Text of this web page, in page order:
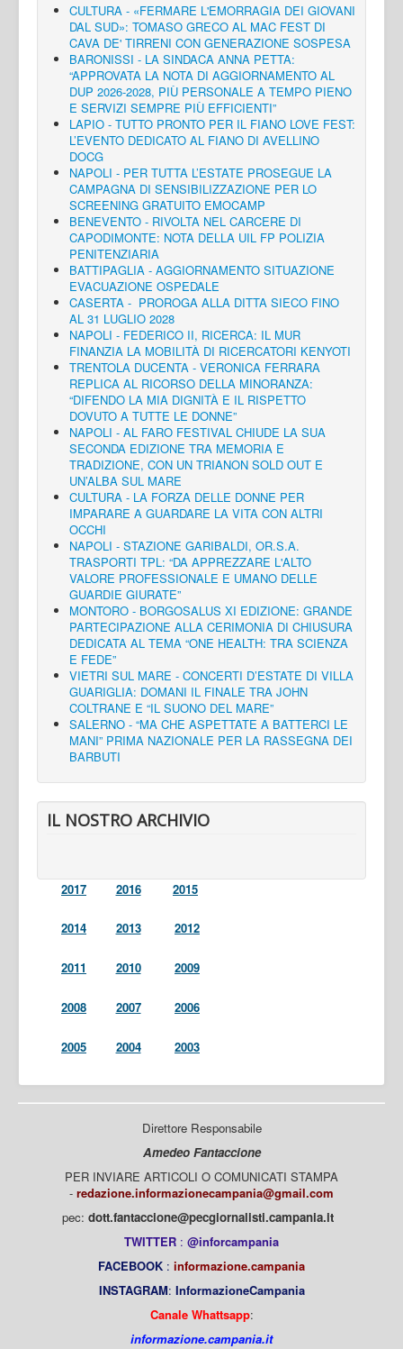
CULTURA - «FERMARE L'EMORRAGIA DEI GIOVANI
DAL SUD»: TOMASO GRECO AL MAC FEST DI
CAVA DE' TIRRENI CON GENERAZIONE SOSPESA
BARONISSI - LA SINDACA ANNA PETTA:
“APPROVATA LA NOTA DI AGGIORNAMENTO AL
DUP 2026-2028, PIÙ PERSONALE A TEMPO PIENO
E SERVIZI SEMPRE PIÙ EFFICIENTI”
LAPIO - TUTTO PRONTO PER IL FIANO LOVE FEST:
L’EVENTO DEDICATO AL FIANO DI AVELLINO
DOCG
NAPOLI - PER TUTTA L’ESTATE PROSEGUE LA
CAMPAGNA DI SENSIBILIZZAZIONE PER LO
SCREENING GRATUITO EMOCAMP
BENEVENTO - RIVOLTA NEL CARCERE DI
CAPODIMONTE: NOTA DELLA UIL FP POLIZIA
PENITENZIARIA
BATTIPAGLIA - AGGIORNAMENTO SITUAZIONE
EVACUAZIONE OSPEDALE
CASERTA - PROROGA ALLA DITTA SIECO FINO
AL 31 LUGLIO 2028
NAPOLI - FEDERICO II, RICERCA: IL MUR
FINANZIA LA MOBILITÀ DI RICERCATORI KENYOTI
TRENTOLA DUCENTA - VERONICA FERRARA
REPLICA AL RICORSO DELLA MINORANZA:
“DIFENDO LA MIA DIGNITÀ E IL RISPETTO
DOVUTO A TUTTE LE DONNE”
NAPOLI - AL FARO FESTIVAL CHIUDE LA SUA
SECONDA EDIZIONE TRA MEMORIA E
TRADIZIONE, CON UN TRIANON SOLD OUT E
UN’ALBA SUL MARE
CULTURA - LA FORZA DELLE DONNE PER
IMPARARE A GUARDARE LA VITA CON ALTRI
OCCHI
NAPOLI - STAZIONE GARIBALDI, OR.S.A.
TRASPORTI TPL: “DA APPREZZARE L'ALTO
VALORE PROFESSIONALE E UMANO DELLE
GUARDIE GIURATE”
MONTORO - BORGOSALUS XI EDIZIONE: GRANDE
PARTECIPAZIONE ALLA CERIMONIA DI CHIUSURA
DEDICATA AL TEMA “ONE HEALTH: TRA SCIENZA
E FEDE”
VIETRI SUL MARE - CONCERTI D’ESTATE DI VILLA
GUARIGLIA: DOMANI IL FINALE TRA JOHN
COLTRANE E “IL SUONO DEL MARE”
SALERNO - “MA CHE ASPETTATE A BATTERCI LE
MANI” PRIMA NAZIONALE PER LA RASSEGNA DEI
BARBUTI
IL NOSTRO ARCHIVIO
2017 2016 2015
2014 2013 2012
2011 2010 2009
2008 2007 2006
2005 2004 2003
Direttore Responsabile
Amedeo Fantaccione
PER INVIARE ARTICOLI O COMUNICATI STAMPA
- redazione.informazionecampania@gmail.com
pec: dott.fantaccione@pecgiornalisti.campania.it
TWITTER : @inforcampania
FACEBOOK : informazione.campania
INSTAGRAM: InformazioneCampania
Canale Whattsapp:
informazione.campania.it